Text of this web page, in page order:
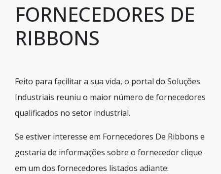
FORNECEDORES DE
RIBBONS
Feito para facilitar a sua vida, o portal do Soluções
Industriais reuniu o maior número de fornecedores
qualificados no setor industrial.
Se estiver interesse em Fornecedores De Ribbons e
gostaria de informações sobre o fornecedor clique
em um dos fornecedores listados adiante: